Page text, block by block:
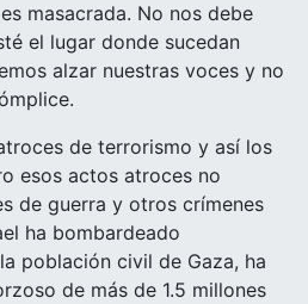
masacrada. No nos debe
el lugar donde sucedan
alzar nuestras voces y no
de terrorismo y así los
esos actos atroces no
de guerra y otros crímenes
ha bombardeado
población civil de Gaza, ha
de más de 1.5 millones